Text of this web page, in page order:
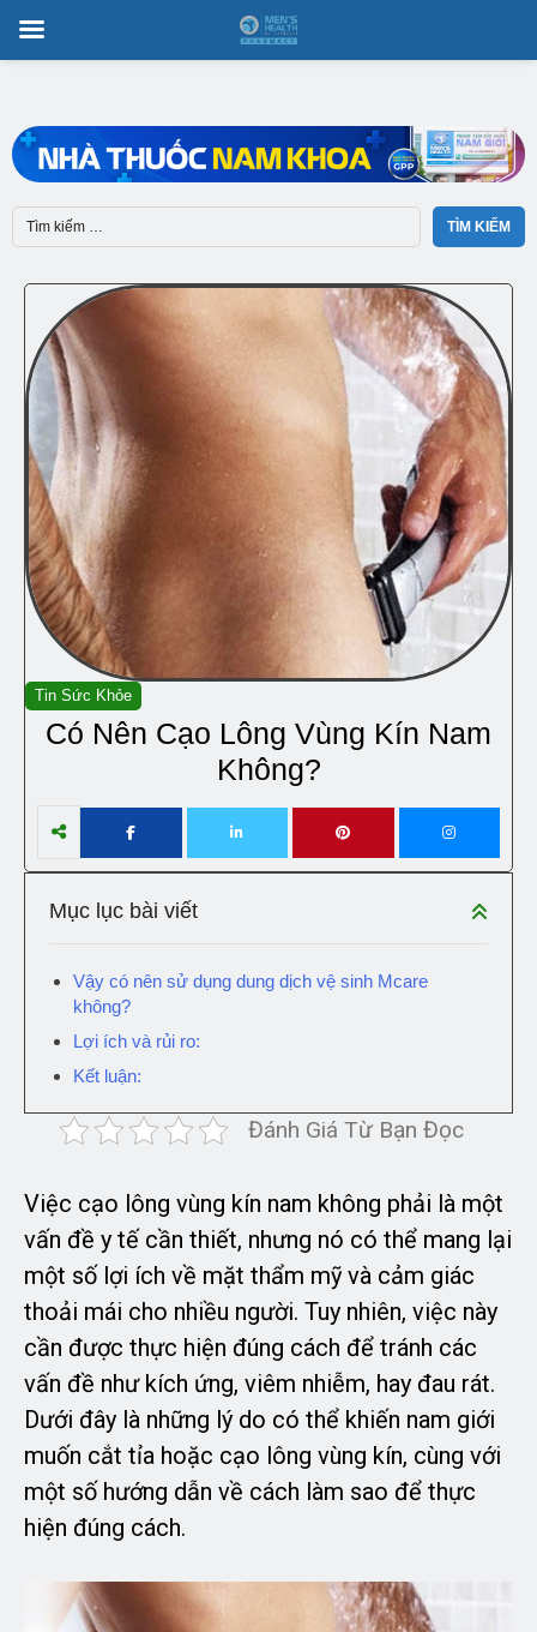
Tin Sức Khỏe
Có Nên Cạo Lông Vùng Kín Nam
Không?
Mục lục bài viết
Vậy có nên sử dụng dung dịch vệ sinh Mcare
không?
Lợi ích và rủi ro:
Kết luận:
Đánh Giá Từ Bạn Đọc
Việc cạo lông vùng kín nam không phải là một
vấn đề y tế cần thiết, nhưng nó có thể mang lại
một số lợi ích về mặt thẩm mỹ và cảm giác
thoải mái cho nhiều người. Tuy nhiên, việc này
cần được thực hiện đúng cách để tránh các
vấn đề như kích ứng, viêm nhiễm, hay đau rát.
Dưới đây là những lý do có thể khiến nam giới
muốn cắt tỉa hoặc cạo lông vùng kín, cùng với
một số hướng dẫn về cách làm sao để thực
hiện đúng cách.